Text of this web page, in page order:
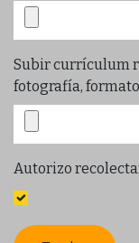
Subir currículum
fotografía,
Autorizo